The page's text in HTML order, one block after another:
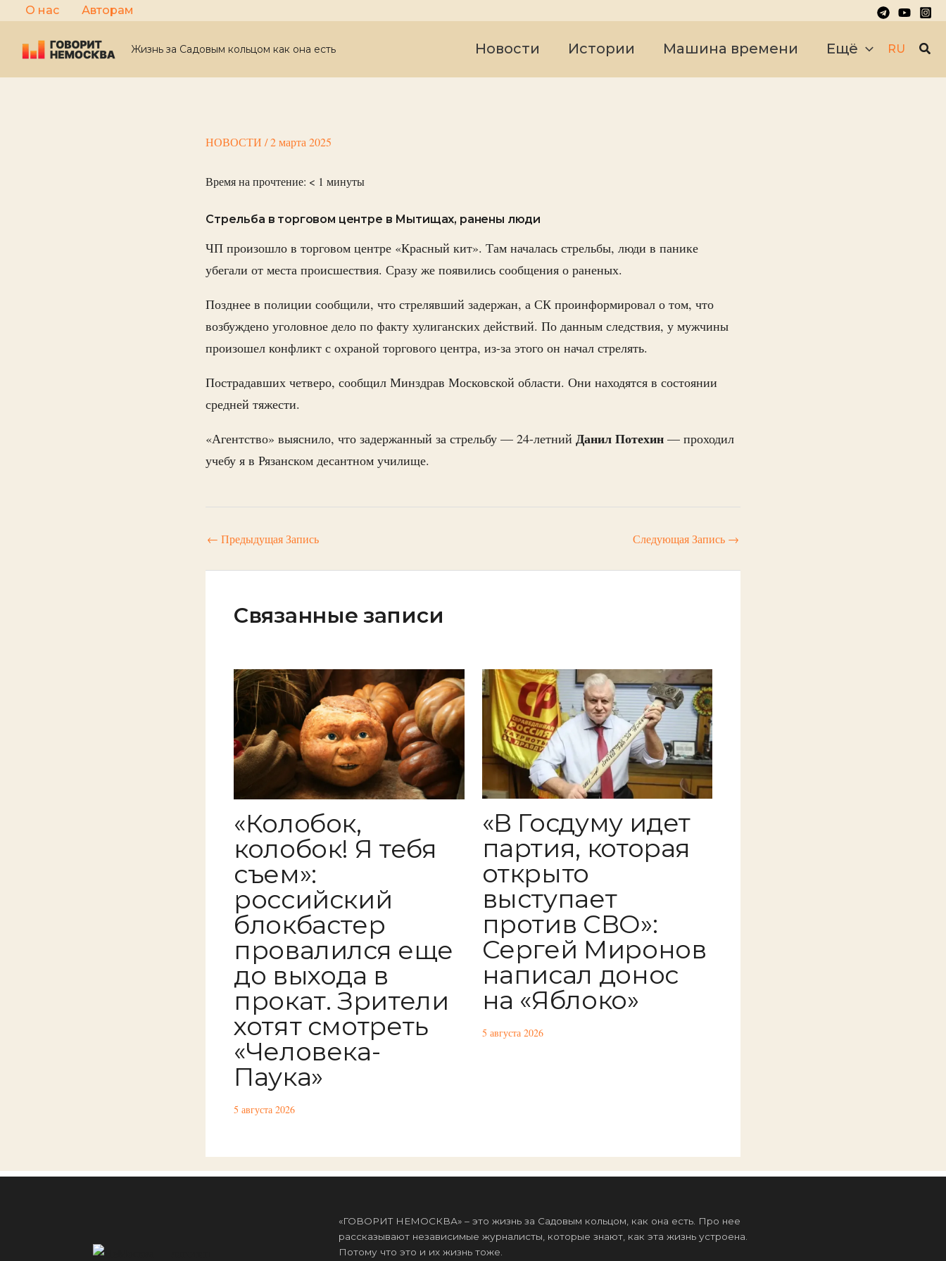
Перейти
к
содержимому
О нас Авторам
Жизнь за Садовым кольцом как она есть Новости Истории Машина времени Ещё RU
НОВОСТИ /2 марта 2025
Время на прочтение: < 1 минуты
Стрельба в торговом центре в Мытищах, ранены люди
ЧП произошло в торговом центре «Красный кит». Там началась стрельбы, люди в панике
убегали от места происшествия. Сразу же появились сообщения о раненых.
Позднее в полиции сообщили, что стрелявший задержан, а СК проинформировал о том, что
возбуждено уголовное дело по факту хулиганских действий. По данным следствия, у мужчины
произошел конфликт с охраной торгового центра, из-за этого он начал стрелять.
Пострадавших четверо, сообщил Минздрав Московской области. Они находятся в состоянии
средней тяжести.
«Агентство» выяснило, что задержанный за стрельбу ­— 24-летний Данил Потехин — проходил
учебу я в Рязанском десантном училище.
← Предыдущая Запись Следующая Запись →
Связанные записи
«Колобок,
колобок! Я тебя
съем»:
российский
блокбастер
провалился еще
до выхода в
прокат. Зрители
хотят смотреть
«Человека-
Паука»
5 августа 2026
«В Госдуму идет
партия, которая
открыто
выступает
против СВО»:
Сергей Миронов
написал донос
на «Яблоко»
5 августа 2026
«ГОВОРИТ НЕМОСКВА» – это жизнь за Садовым кольцом, как она есть. Про нее
рассказывают независимые журналисты, которые знают, как эта жизнь устроена.
Потому что это и их жизнь тоже.